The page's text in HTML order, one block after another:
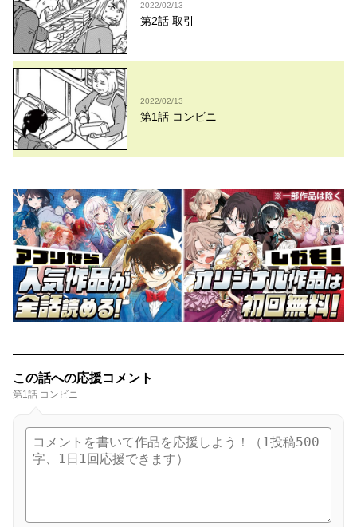
2022/02/13
第2話 取引
2022/02/13
第1話 コンビニ
この話への応援コメント
第1話 コンビニ